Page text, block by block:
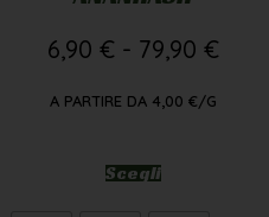
6,90 € - 79,90 €
A PARTIRE DA 4,00 €/G
Scegli